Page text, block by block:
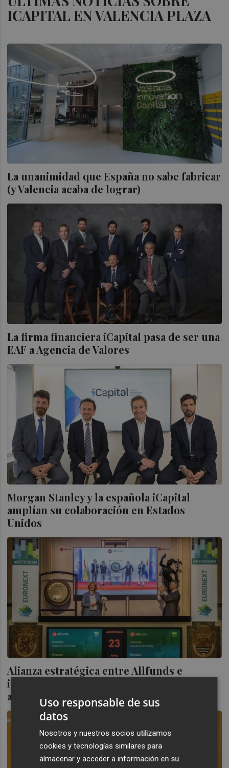
ICAPITAL EN VALENCIA PLAZA
La unanimidad que España no sabe fabricar
(y Valencia acaba de lograr)
La firma financiera iCapital pasa de ser una
EAF a Agencia de Valores
Morgan Stanley y la española iCapital
amplían su colaboración en Estados
Unidos
Alianza estratégica entre Allfunds e
iCapital para acceder a inversiones
alternativasUso responsable de sus
datos
Nosotros y nuestros socios utilizamos
cookies y tecnologías similares para
almacenar y acceder a información en su